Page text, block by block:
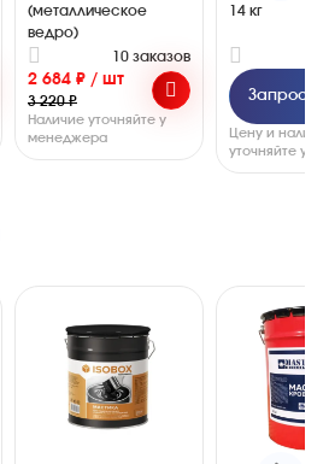
(металлическое
ведро)
10 заказов
2 684 ₽ / шт
3 220 ₽
Наличие уточняйте у
менеджера
14 кг
Цену и
уточняйте у